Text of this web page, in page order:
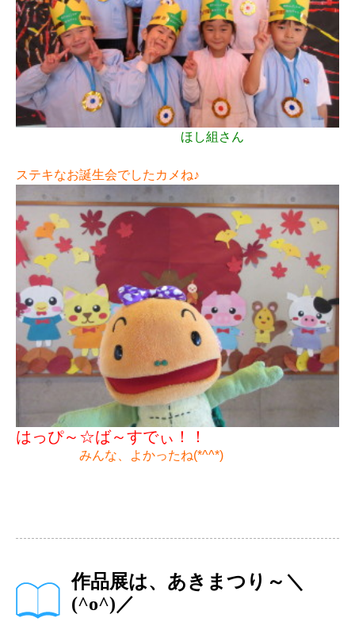
ほし組さん
ステキなお誕生会でしたカメね♪
はっぴ～☆ば～すでぃ！！
みんな、よかったね(*^^*)
作品展は、あきまつり～＼
(^o^)／